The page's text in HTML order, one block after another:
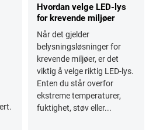
Hvordan velge LED-lys
for krevende miljøer
Når det gjelder
belysningsløsninger for
krevende miljøer, er det
viktig å velge riktig LED-lys.
Enten du står overfor
ekstreme temperaturer,
fuktighet, støv eller...